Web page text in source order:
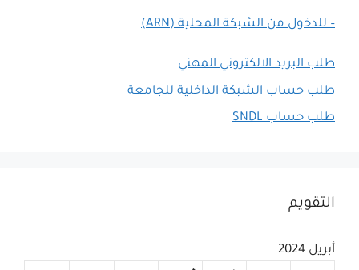
– للدخول من الشبكة المحلية (ARN)
طلب البريد الالكتروني المهني
طلب حساب الشبكة الداخلية للجامعة
طلب حساب SNDL
التقويم
أبريل 2024